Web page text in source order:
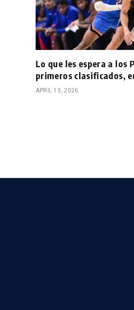
Lo que les espera a los
primeros clasificados,
APRIL 13, 2026